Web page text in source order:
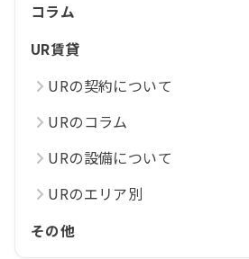
コラム
UR賃貸
URの契約について
URのコラム
URの設備について
URのエリア別
その他